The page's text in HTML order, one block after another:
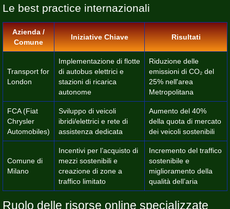
Le best practice internazionali
Azienda /
Comune
Iniziative Chiave Risultati
Transport for
London
Implementazione di flotte
di autobus elettrici e
stazioni di ricarica
autonome
Riduzione delle
emissioni di CO₂ del
25% nell'area
Metropolitana
FCA (Fiat
Chrysler
Automobiles)
Sviluppo di veicoli
ibridi/elettrici e rete di
assistenza dedicata
Aumento del 40%
della quota di mercato
dei veicoli sostenibili
Comune di
Milano
Incentivi per l’acquisto di
mezzi sostenibili e
creazione di zone a
traffico limitato
Incremento del traffico
sostenibile e
miglioramento della
qualità dell’aria
Ruolo delle risorse online specializzate